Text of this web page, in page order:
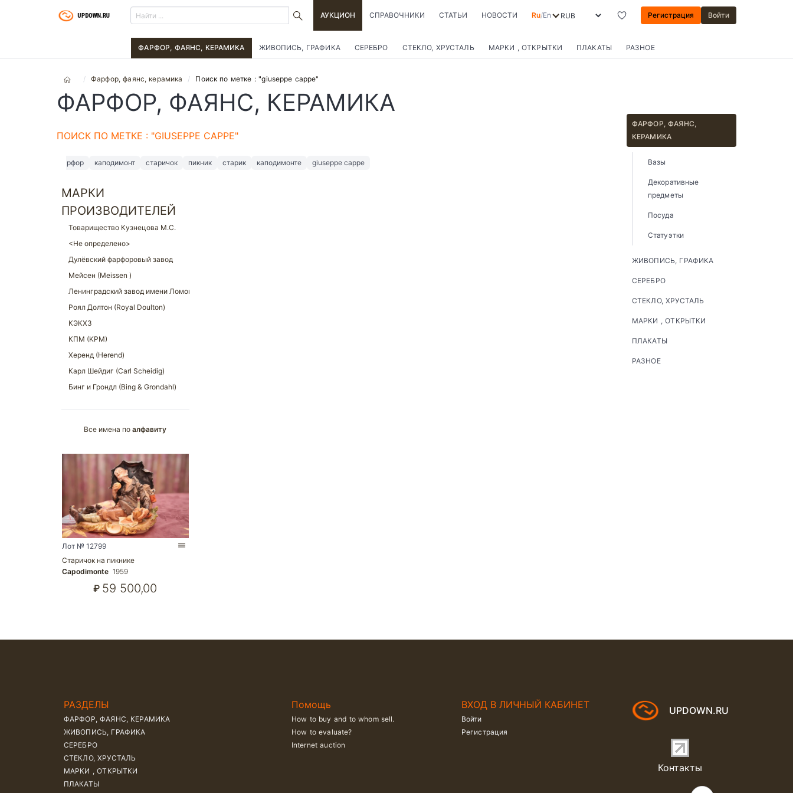
АУКЦИОН СПРАВОЧНИКИ СТАТЬИ НОВОСТИ Ru/En Регистрация Войти
ФАРФОР, ФАЯНС, КЕРАМИКА ЖИВОПИСЬ, ГРАФИКА СЕРЕБРО СТЕКЛО, ХРУСТАЛЬ МАРКИ , ОТКРЫТКИ ПЛАКАТЫ РАЗНОЕ
Фарфор, фаянс, керамика Поиск по метке : "giuseppe cappe"
ФАРФОР, ФАЯНС, КЕРАМИКА
ПОИСК ПО МЕТКЕ : "GIUSEPPE CAPPE"
фарфор каподимонт старичок пикник старик каподимонте giuseppe cappe
МАРКИ
ПРОИЗВОДИТЕЛЕЙ
Все имена поалфавиту
Лот № 12799
Старичок на пикнике
Capodimonte 1959
₽ 59 500,00
ФАРФОР, ФАЯНС,
КЕРАМИКА
Вазы
Декоративные
предметы
Посуда
Статуэтки
ЖИВОПИСЬ, ГРАФИКА
СЕРЕБРО
СТЕКЛО, ХРУСТАЛЬ
МАРКИ , ОТКРЫТКИ
ПЛАКАТЫ
РАЗНОЕ
РАЗДЕЛЫ
ФАРФОР, ФАЯНС, КЕРАМИКА
ЖИВОПИСЬ, ГРАФИКА
СЕРЕБРО
СТЕКЛО, ХРУСТАЛЬ
МАРКИ , ОТКРЫТКИ
ПЛАКАТЫ
Помощь
How to buy and to whom sell.
How to evaluate?
Internet auction
ВХОД В ЛИЧНЫЙ КАБИНЕТ
Войти
Регистрация
UPDOWN.RU
Контакты